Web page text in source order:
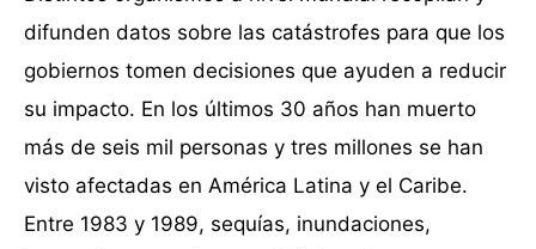
difunden datos sobre las catástrofes para que los
gobiernos tomen decisiones que ayuden a reducir
su impacto. En los últimos 30 años han muerto
más de seis mil personas y tres millones se han
visto afectadas en América Latina y el Caribe.
Entre 1983 y 1989, sequías, inundaciones,